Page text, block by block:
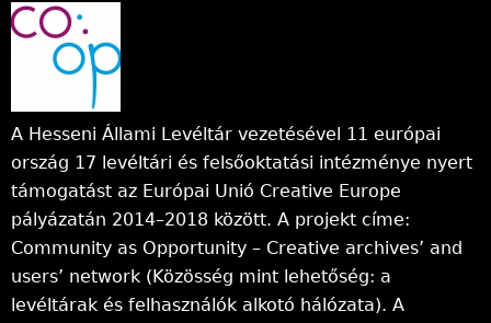
A Hesseni Állami Levéltár vezetésével 11 európai
ország 17 levéltári és felsőoktatási intézménye nyert
támogatást az Európai Unió Creative Europe
pályázatán 2014–2018 között. A projekt címe:
Community as Opportunity – Creative archives’ and
users’ network (Közösség mint lehetőség: a
levéltárak és felhasználók alkotó hálózata). A